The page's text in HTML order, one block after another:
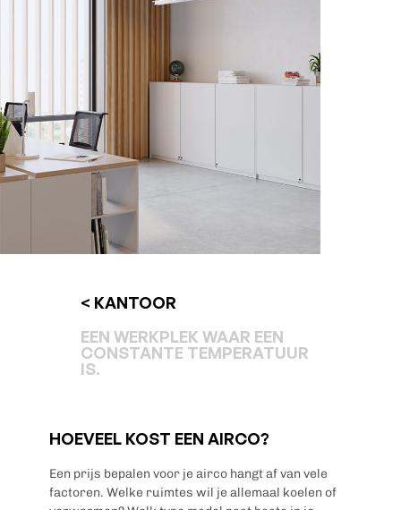
< KANTOOR
EEN WERKPLEK WAAR EEN
CONSTANTE TEMPERATUUR
IS.
HOEVEEL KOST EEN AIRCO?
Een prijs bepalen voor je airco hangt af van vele
factoren. Welke ruimtes wil je allemaal koelen of